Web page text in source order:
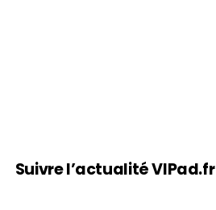
Suivre l’actualité VIPad.fr